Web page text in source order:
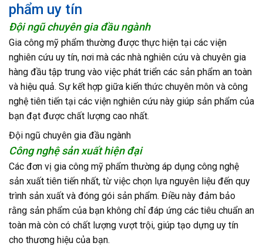
phẩm uy tín
Đội ngũ chuyên gia đầu ngành
Gia công mỹ phẩm thường được thực hiện tại các viện
nghiên cứu uy tín, nơi mà các nhà nghiên cứu và chuyên gia
hàng đầu tập trung vào việc phát triển các sản phẩm an toàn
và hiệu quả. Sự kết hợp giữa kiến thức chuyên môn và công
nghệ tiên tiến tại các viện nghiên cứu này giúp sản phẩm của
bạn đạt được chất lượng cao nhất.
Đội ngũ chuyên gia đầu ngành
Công nghệ sản xuất hiện đại
Các đơn vị gia công mỹ phẩm thường áp dụng công nghệ
sản xuất tiên tiến nhất, từ việc chọn lựa nguyên liệu đến quy
trình sản xuất và đóng gói sản phẩm. Điều này đảm bảo
rằng sản phẩm của bạn không chỉ đáp ứng các tiêu chuẩn an
toàn mà còn có chất lượng vượt trội, giúp tạo dựng uy tín
cho thương hiệu của bạn.